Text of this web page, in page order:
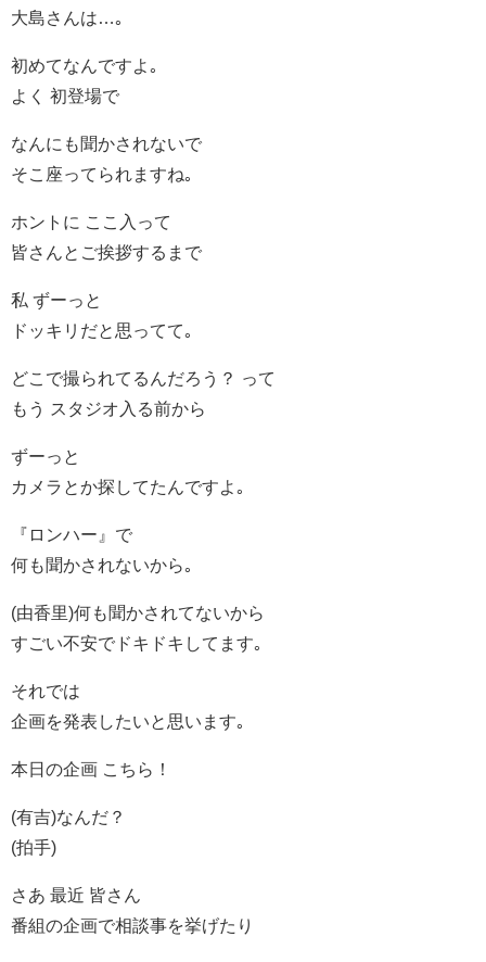
大島さんは…｡
初めてなんですよ｡
よく 初登場で
なんにも聞かされないで
そこ座ってられますね｡
ホントに ここ入って
皆さんとご挨拶するまで
私 ずーっと
ドッキリだと思ってて｡
どこで撮られてるんだろう？ って
もう スタジオ入る前から
ずーっと
カメラとか探してたんですよ｡
『ロンハー』で
何も聞かされないから｡
(由香里)何も聞かされてないから
すごい不安でドキドキしてます｡
それでは
企画を発表したいと思います｡
本日の企画 こちら！
(有吉)なんだ？
(拍手)
さあ 最近 皆さん
番組の企画で相談事を挙げたり